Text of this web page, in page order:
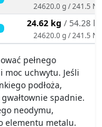
24620.0 g / 241.5 N
24.62 kg / 54.28
24620.0 g / 241.5 N
pełnego
uchwytu. Jeśli
podłoża,
spadnie.
neodymu,
elementu metalu.